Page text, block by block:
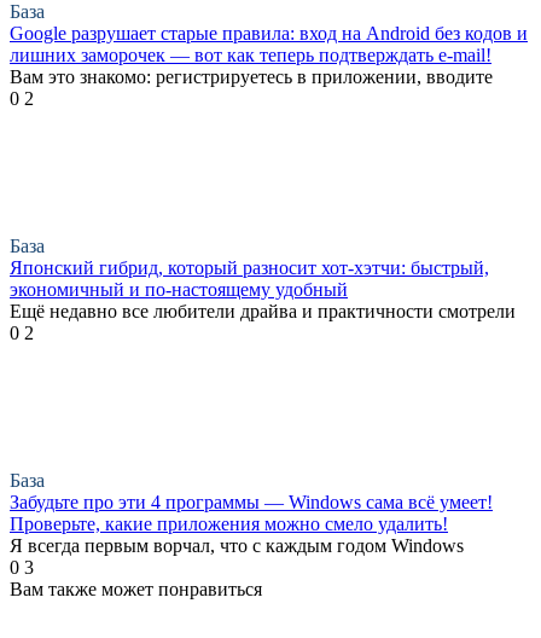
База
Google разрушает старые правила: вход на Android без кодов и
лишних заморочек — вот как теперь подтверждать e-mail!
Вам это знакомо: регистрируетесь в приложении, вводите
0 2
База
Японский гибрид, который разносит хот-хэтчи: быстрый,
экономичный и по-настоящему удобный
Ещё недавно все любители драйва и практичности смотрели
0 2
База
Забудьте про эти 4 программы — Windows сама всё умеет!
Проверьте, какие приложения можно смело удалить!
Я всегда первым ворчал, что с каждым годом Windows
0 3
Вам также может понравиться